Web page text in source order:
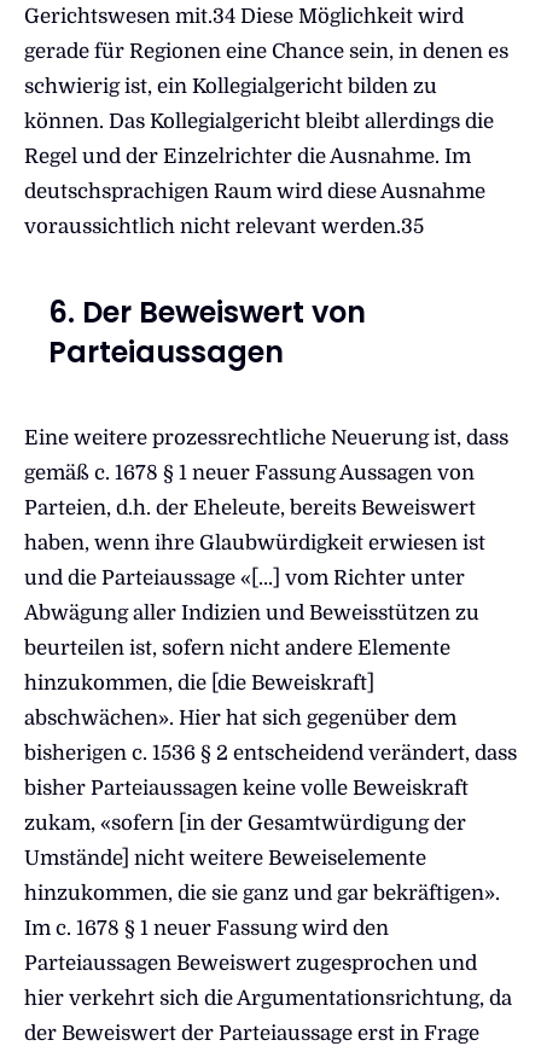
Gerichtswesen mit.34 Diese Möglichkeit wird
gerade für Regionen eine Chance sein, in denen es
schwierig ist, ein Kollegialgericht bilden zu
können. Das Kollegialgericht bleibt allerdings die
Regel und der Einzelrichter die Ausnahme. Im
deutschsprachigen Raum wird diese Ausnahme
voraussichtlich nicht relevant werden.35
6. Der Beweiswert von
Parteiaussagen
Eine weitere prozessrechtliche Neuerung ist, dass
gemäß c. 1678 § 1 neuer Fassung Aussagen von
Parteien, d.h. der Eheleute, bereits Beweiswert
haben, wenn ihre Glaubwürdigkeit erwiesen ist
und die Parteiaussage «[…] vom Richter unter
Abwägung aller Indizien und Beweisstützen zu
beurteilen ist, sofern nicht andere Elemente
hinzukommen, die [die Beweiskraft]
abschwächen». Hier hat sich gegenüber dem
bisherigen c. 1536 § 2 entscheidend verändert, dass
bisher Parteiaussagen keine volle Beweiskraft
zukam, «sofern [in der Gesamtwürdigung der
Umstände] nicht weitere Beweiselemente
hinzukommen, die sie ganz und gar bekräftigen».
Im c. 1678 § 1 neuer Fassung wird den
Parteiaussagen Beweiswert zugesprochen und
hier verkehrt sich die Argumentationsrichtung, da
der Beweiswert der Parteiaussage erst in Frage